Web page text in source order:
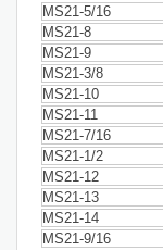
MS21-5/16
MS21-8
MS21-9
MS21-3/8
MS21-10
MS21-11
MS21-7/16
MS21-1/2
MS21-12
MS21-13
MS21-14
MS21-9/16